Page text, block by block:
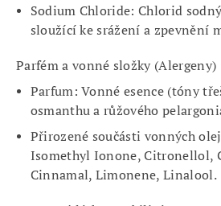
Sodium Chloride: Chlorid
sloužící ke srážení a zpevnění
Parfém a vonné složky (Alergeny)
Parfum: Vonné esence (tóny
osmanthu a růžového
Přirozené součásti vonných
Isomethyl Ionone, Citronellol,
Cinnamal, Limonene, Linalool.